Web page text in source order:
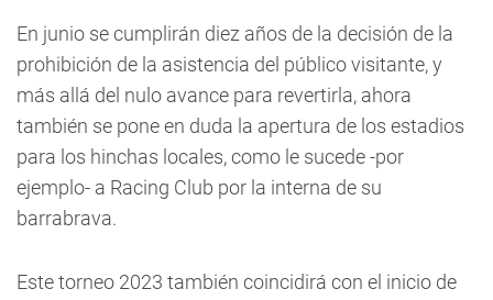
En junio se cumplirán diez años de la decisión de la
prohibición de la asistencia del público visitante, y
más allá del nulo avance para revertirla, ahora
también se pone en duda la apertura de los estadios
para los hinchas locales, como le sucede -por
ejemplo- a Racing Club por la interna de su
barrabrava.
Este torneo 2023 también coincidirá con el inicio de